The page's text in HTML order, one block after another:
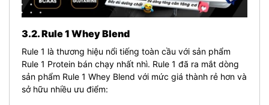
3.2. Rule 1 Whey Blend
Rule 1 là thương hiệu nổi tiếng toàn cầu với sản phẩm
Rule 1 Protein bán chạy nhất nhì. Rule 1 đã ra mắt dòng
sản phẩm Rule 1 Whey Blend với mức giá thành rẻ hơn và
sở hữu nhiều ưu điểm: